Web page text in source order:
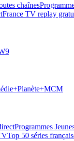
chaînes
France TV replay
Planète+MCM
Programmes
Top 50 séries